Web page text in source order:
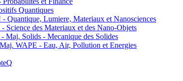
Quantiques
Lumiere, Materiaux et Nanosciences
des Materiaux et des Nano-Objets
Solids - Mecanique des Solides
WAPE - Eau, Air, Pollution et Energies